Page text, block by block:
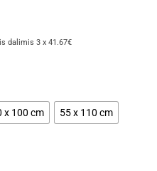
dalimis 3 x 41.67€
x 100 cm 55 x 110 cm